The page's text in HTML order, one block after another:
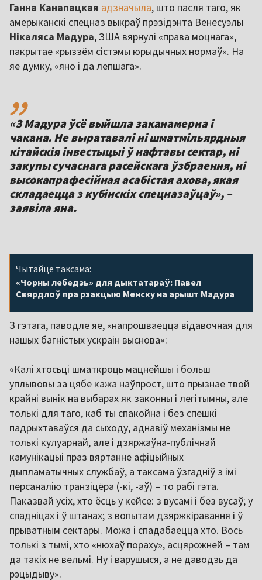
Ганна Канапацкая адзначыла, што пасля таго, як
амерыканскі спецназ выкраў прэзідэнта Венесуэлы
Нікаляса Мадура, ЗША вярнулі «права моцнага»,
пакрытае «рыззём сістэмы юрыдычных нормаў». На
яе думку, «яно і да лепшага».
,,
«З Мадура ўсё выйшла заканамерна і
чакана. Не выратавалі ні шматмільярдныя
кітайскія інвестыцыі ў нафтавы сектар, ні
закупы сучаснага расейскага ўзбраення, ні
высокапрафесійная асабістая ахова, якая
складаецца з кубінскіх спецназаўцаў», –
заявіла яна.
Чытайце таксама:
«Чорны лебедзь» для дыктатараў: Павел
Свярдлоў пра рэакцыю Менску на арышт Мадура
З гэтага, паводле яе, «напрошваецца відавочная для
нашых багністых ускраін выснова»:
«Калі хтосьці шматкроць мацнейшы і больш
уплывовы за цябе кажа наўпрост, што прызнае твой
крайні вынік на выбарах як законны і легітымны, але
толькі для таго, каб ты спакойна і без спешкі
падрыхтаваўся да сыходу, аднавіў механізмы не
толькі кулуарнай, але і дзяржаўна-публічнай
камунікацыі праз вяртанне афіцыйных
дыпламатычных службаў, а таксама ўзгадніў з імі
персаналію транзіцёра (-кі, -аў) – то рабі гэта.
Паказвай усіх, хто ёсць у кейсе: з вусамі і без вусаў; у
спадніцах і ў штанах; з вопытам дзяржкіравання і ў
прыватным сектары. Можа і спадабаецца хто. Вось
толькі з тымі, хто «нюхаў пораху», асцярожней – там
да такіх не вельмі. Ну і варушыся, а не даводзь да
рэцыдыву».